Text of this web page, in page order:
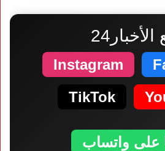
الأخبار24
Instagram
TikTok
على واتساب